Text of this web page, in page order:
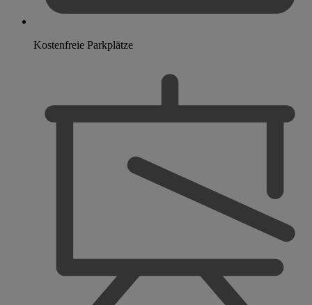
Kostenfreie Parkplätze